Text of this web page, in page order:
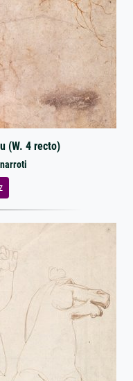
(W. 4 recto)